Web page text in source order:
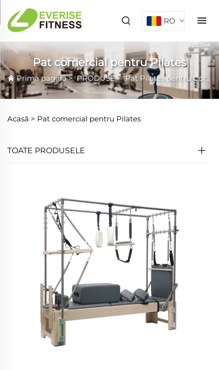
RO
Pat comercial pentru Pilates
Prima pagină>PRODUSE>Pat Pilates pentru Core
Acasă > Pat comercial pentru Pilates
TOATE PRODUSELE